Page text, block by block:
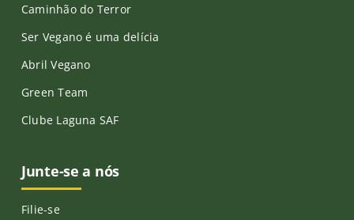
Caminhão do Terror
Ser Vegano é uma delícia
Abril Vegano
Green Team
Clube Laguna SAF
Junte-se a nós
Filie-se